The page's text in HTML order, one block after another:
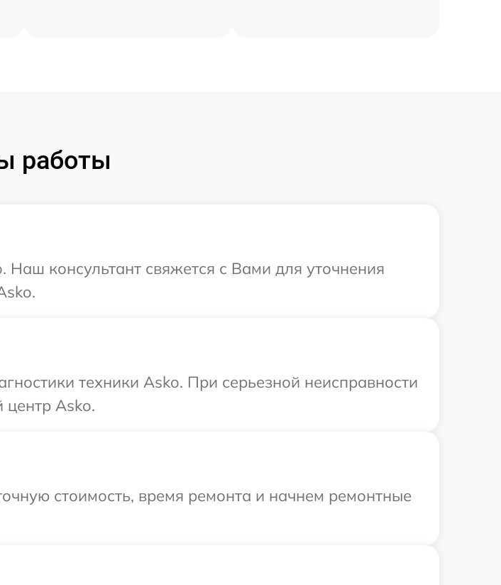
работы
Наш консультант свяжется с Вами для уточнения
техники Asko. При серьезной неисправности
центр Asko.
стоимость, время ремонта и начнем ремонтные